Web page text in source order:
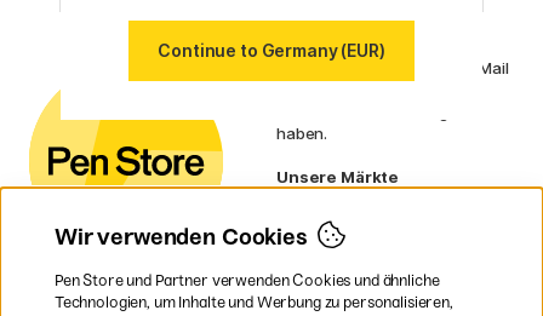
Kundenservice
Kontaktieren Sie uns
per E-Mail
haben.
Unsere Märkte
Norwegen
Dänemark
Frankreich
Irland
Continue to Germany (EUR)
Wir verwenden Cookies
Pen Store und Partner verwenden Cookies und ähnliche
Technologien, um Inhalte und Werbung zu personalisieren,